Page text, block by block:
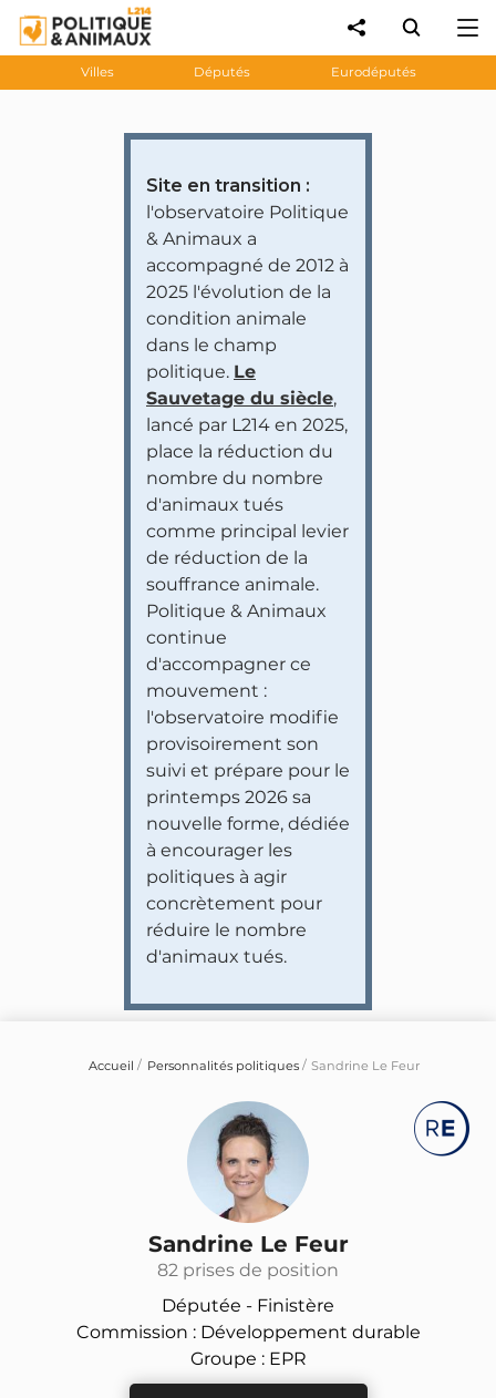
Villes Députés Eurodéputés
Site en transition :
l'observatoire Politique
& Animaux a
accompagné de 2012 à
2025 l'évolution de la
condition animale
dans le champ
politique. Le
Sauvetage du siècle,
lancé par L214 en 2025,
place la réduction du
nombre du nombre
d'animaux tués
comme principal levier
de réduction de la
souffrance animale.
Politique & Animaux
continue
d'accompagner ce
mouvement :
l'observatoire modifie
provisoirement son
suivi et prépare pour le
printemps 2026 sa
nouvelle forme, dédiée
à encourager les
politiques à agir
concrètement pour
réduire le nombre
d'animaux tués.
Accueil Personnalités politiques Sandrine Le Feur
Sandrine Le Feur
82 prises de position
Députée - Finistère
Commission : Développement durable
Groupe : EPR